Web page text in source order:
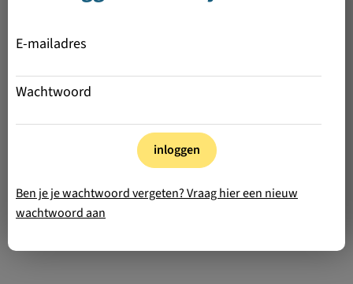
E-mailadres
Wachtwoord
inloggen
Ben je je wachtwoord vergeten? Vraag hier een nieuw
wachtwoord aan